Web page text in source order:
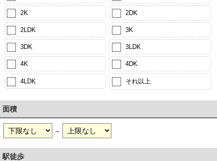
2K 2DK
2LDK 3K
3DK 3LDK
4K 4DK
4LDK それ以上
面積
～
駅徒歩